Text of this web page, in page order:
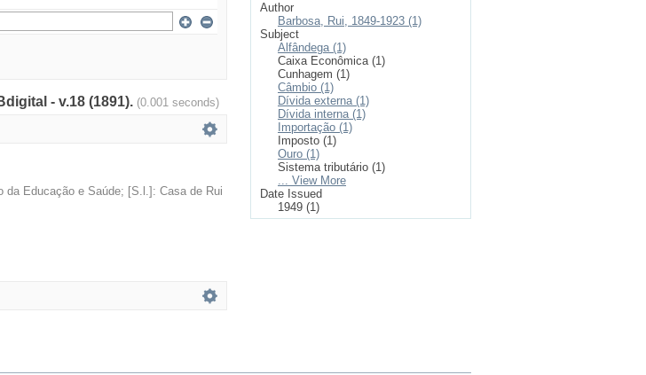
- v.18 (1891). (0.001 seconds)
da Educação e Saúde; [S.l.]: Casa de Rui
Author
Barbosa, Rui, 1849-1923 (1)
Subject
Alfândega (1)
Caixa Econômica (1)
Cunhagem (1)
Câmbio (1)
Dívida externa (1)
Dívida interna (1)
Importação (1)
Imposto (1)
Ouro (1)
Sistema tributário (1)
... View More
Date Issued
1949 (1)